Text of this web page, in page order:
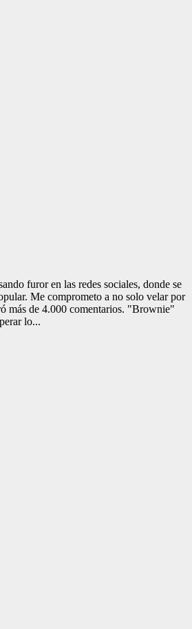
furor en las redes sociales, donde se
Me comprometo a no solo velar por
más de 4.000 comentarios. "Brownie"
lo...